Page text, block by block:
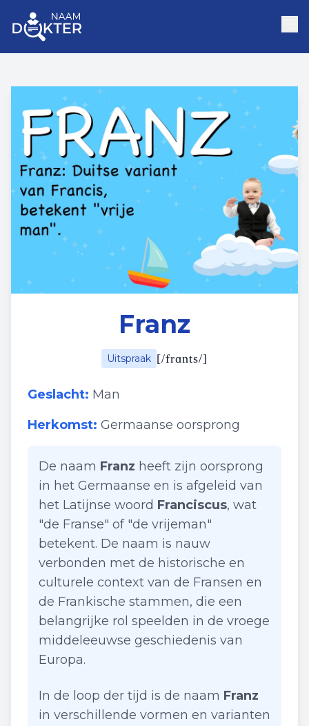
Franz
Uitspraak [/frɑnts/]
Geslacht: Man
Herkomst: Germaanse oorsprong
De naam Franz heeft zijn oorsprong
in het Germaanse en is afgeleid van
het Latijnse woord Franciscus, wat
"de Franse" of "de vrijeman"
betekent. De naam is nauw
verbonden met de historische en
culturele context van de Fransen en
de Frankische stammen, die een
belangrijke rol speelden in de vroege
middeleeuwse geschiedenis van
Europa.
In de loop der tijd is de naam Franz
in verschillende vormen en varianten